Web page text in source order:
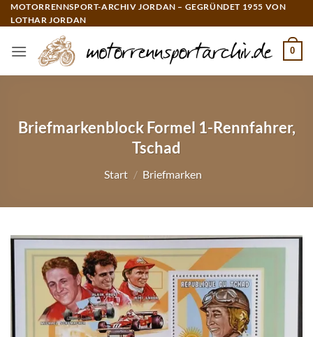
Zum
Inhalt
MOTORRENNSPORT-ARCHIV JORDAN – GEGRÜNDET 1955 VON
LOTHAR JORDAN
0
Briefmarkenblock Formel 1-Rennfahrer,
Tschad
Start / Briefmarken